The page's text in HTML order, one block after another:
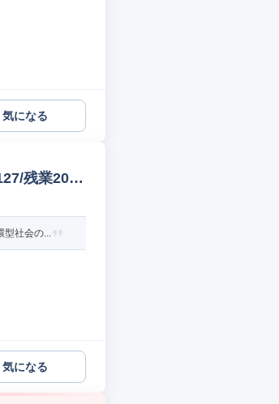
気になる
残業20h
型社会の...
気になる